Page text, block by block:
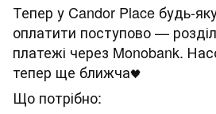
Тепер у Candor Place будь-
оплатити поступово —
платежі через Monobank.
тепер ще ближча🖤
Що потрібно: